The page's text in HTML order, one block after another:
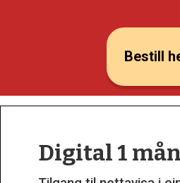
Bestill
Digital 1